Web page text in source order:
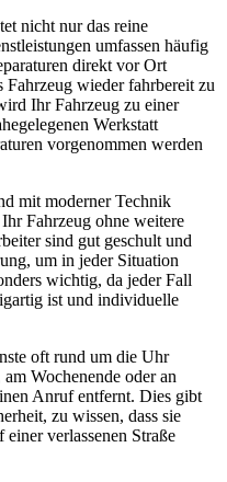
nicht nur das reine
umfassen häufig
direkt vor Ort
wieder fahrbereit zu
Ihr Fahrzeug zu einer
Werkstatt
vorgenommen werden
mit moderner Technik
Fahrzeug ohne weitere
sind gut geschult und
um in jeder Situation
wichtig, da jeder Fall
ist und individuelle
oft rund um die Uhr
Wochenende oder an
Anruf entfernt. Dies gibt
zu wissen, dass sie
verlassenen Straße